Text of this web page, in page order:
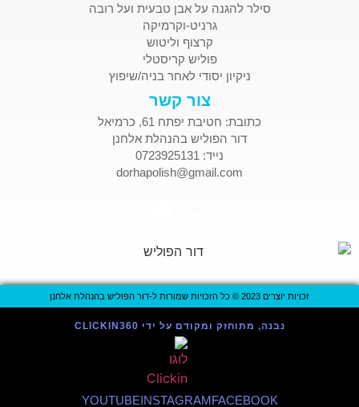
סילר להגנה על אבן טבעית ועל רובה
גרניט-וקרמיקה
קרצוף וליטוש
פוליש קריסטלי
ניקיון יסודי לאחר בניה/שיפוץ
צור קשר
כתובת: חטיבת יפתח 61, כרמיאל
דור הפוליש בהנהלת אלחנן
נייד: 0723925131
dorhapolish@gmail.com
זכויות יוצרים 2023 © כל הזכויות שמורות ל-דור הפוליש בהנהלת אלחנן
נבנה, מתוחזק ומקודם על ידי CLICKIN360
FACEBOOK
INSTAGRAM
YOUTUBE